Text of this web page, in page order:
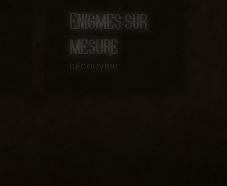
Enigmes sur
mesure
DÉCOUVRIR